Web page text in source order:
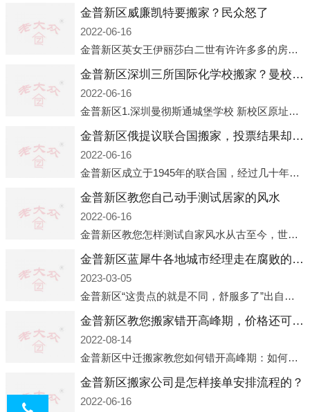
金普新区威廉凯特要搬家？民众怒了
2022-06-16
金普新区英女王伊丽莎白二世有许许多多的房产，遍布英国各地。而作为英女王的亲孙子、未来的英国国王，威廉王子自然也能享受到女王的房产。目前，威廉凯特以及三个孩子有两个经常居住的地点，一处是位于伦敦的肯辛顿宫，一处
金普新区深圳三所国际化学校搬家？曼校、QSI、南山中英文搬走了
2022-06-16
金普新区1.深圳曼彻斯通城堡学校 新校区原址是蛇口国际据悉，此次曼彻斯通城堡学校搬迁到蛇口新校区的开办与蛇口外籍人员子女学校（蛇口国际）有很大的关联。2021年，太子湾实验部就宣布在2022年正式并入蛇口外籍
金普新区俄提议联合国搬家，投票结果却以惨败收场
2022-06-16
金普新区成立于1945年的联合国，经过几十年的发展，如今拥有193个成员国。拥有如此众多会员国的联合国，可以说是世界上最具代表性的国际组织，也是世界上分量最重、有着较高话语权的国际组织。但以美国为首的西方国家
金普新区教您自己动手测试居家的风水
2022-06-16
金普新区教您怎样测试自家风水从古至今，世界各地的人们都在研究人在乾坤中的位置以及它们所形成的关系。通过探究季节转换、星象变化，并且在所观测到的自然规律的指导下，人们开始认识到居住在不同住宅中的人，其一生中的财
金普新区蓝犀牛各地城市经理走在腐败的道路上
2023-03-05
金普新区“这贵点的就是不同，舒服多了”出自广州运营邓经理的口中。2023年开年刚出来，三个司机（加盟蓝犀牛的个人队伍）便请广州经理去佛山娱乐场所大消费了一次，据知悉一晚消费达一万多，由三人平摊费用，燃鹅这样的
金普新区教您搬家错开高峰期，价格还可优惠！
2022-08-14
金普新区中迁搬家教您如何错开高峰期：如何错开高峰期搬家，中迁搬家做了一些电话数据统计和分析，发现市民中午2点左右访问网站的人是最多的，电话咨询是早上9点左右是最多的，预约搬家周六和周日是最多的，网上QQ微
金普新区搬家公司是怎样接单安排流程的？
2022-06-16